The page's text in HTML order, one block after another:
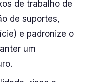
de trabalho de
de suportes,
e padronize o
um